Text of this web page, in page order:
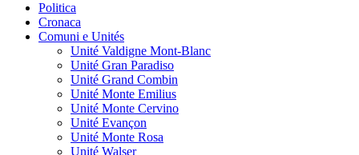
Politica
Cronaca
Comuni e Unités
Unité Valdigne Mont-Blanc
Unité Gran Paradiso
Unité Grand Combin
Unité Monte Emilius
Unité Monte Cervino
Unité Evançon
Unité Monte Rosa
Unité Walser